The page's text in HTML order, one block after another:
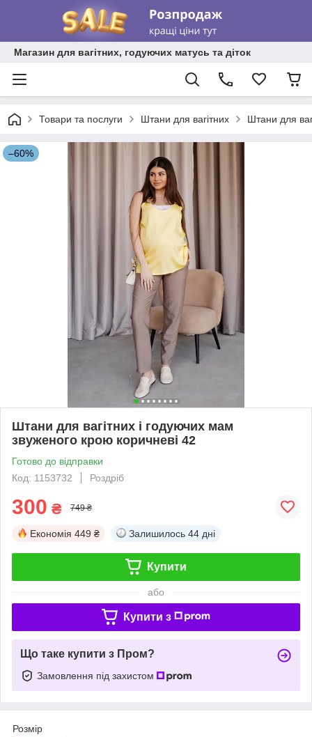
Магазин для вагітних, годуючих матусь та діток
Товари та послуги Штани для вагітних Штани для
–60%
Штани для вагітних і годуючих мам
звуженого крою коричневі 42
Готово до відправки
Код: 1153732
Роздріб
300 ₴ 749 ₴
Економія 449 ₴ Залишилось 44 дні
Купити
або
Купити з
Що таке купити з Пром?
Замовлення під захистом
Розмір